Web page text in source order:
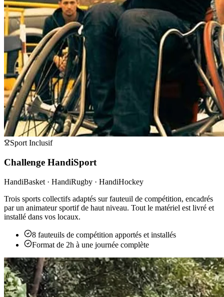
Sport Inclusif
Challenge HandiSport
HandiBasket · HandiRugby · HandiHockey
Trois sports collectifs adaptés sur fauteuil de compétition, encadrés
par un animateur sportif de haut niveau. Tout le matériel est livré et
installé dans vos locaux.
8 fauteuils de compétition apportés et installés
Format de 2h à une journée complète